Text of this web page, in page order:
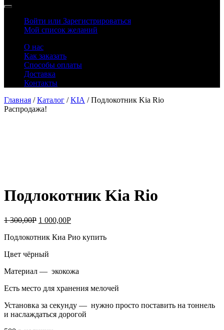
Войти или Зарегистрироваться
Мой список желаний
О нас
Как заказать
Способы оплаты
Доставка
Контакты
Главная /Каталог /KIA / Подлокотник Kia Rio
Распродажа!
Подлокотник Kia Rio
1 300,00Р 1 000,00Р
Подлокотник Киа Рио купить
Цвет чёрный
Материал — экокожа
Есть место для хранения мелочей
Установка за секунду — нужно просто поставить на тоннель
и наслаждаться дорогой